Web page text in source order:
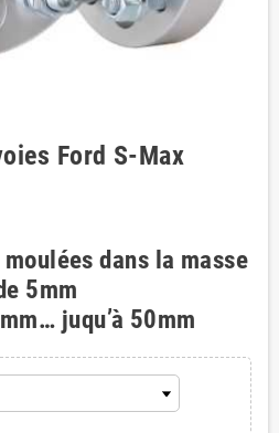
Ford S-Max
dans la masse
5mm
juqu’à 50mm